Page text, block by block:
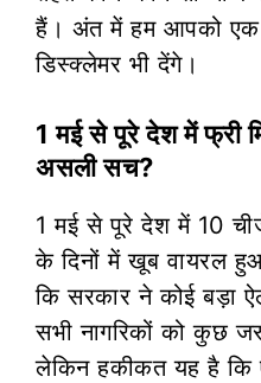
हैं। अंत में हम आपको एक
डिस्क्लेमर भी देंगे।
1 मई से पूरे देश में फ्री
असली सच?
1 मई से पूरे देश में 10
के दिनों में खूब वायरल
कि सरकार ने कोई बड़ा
सभी नागरिकों को कुछ
लेकिन हकीकत यह है कि